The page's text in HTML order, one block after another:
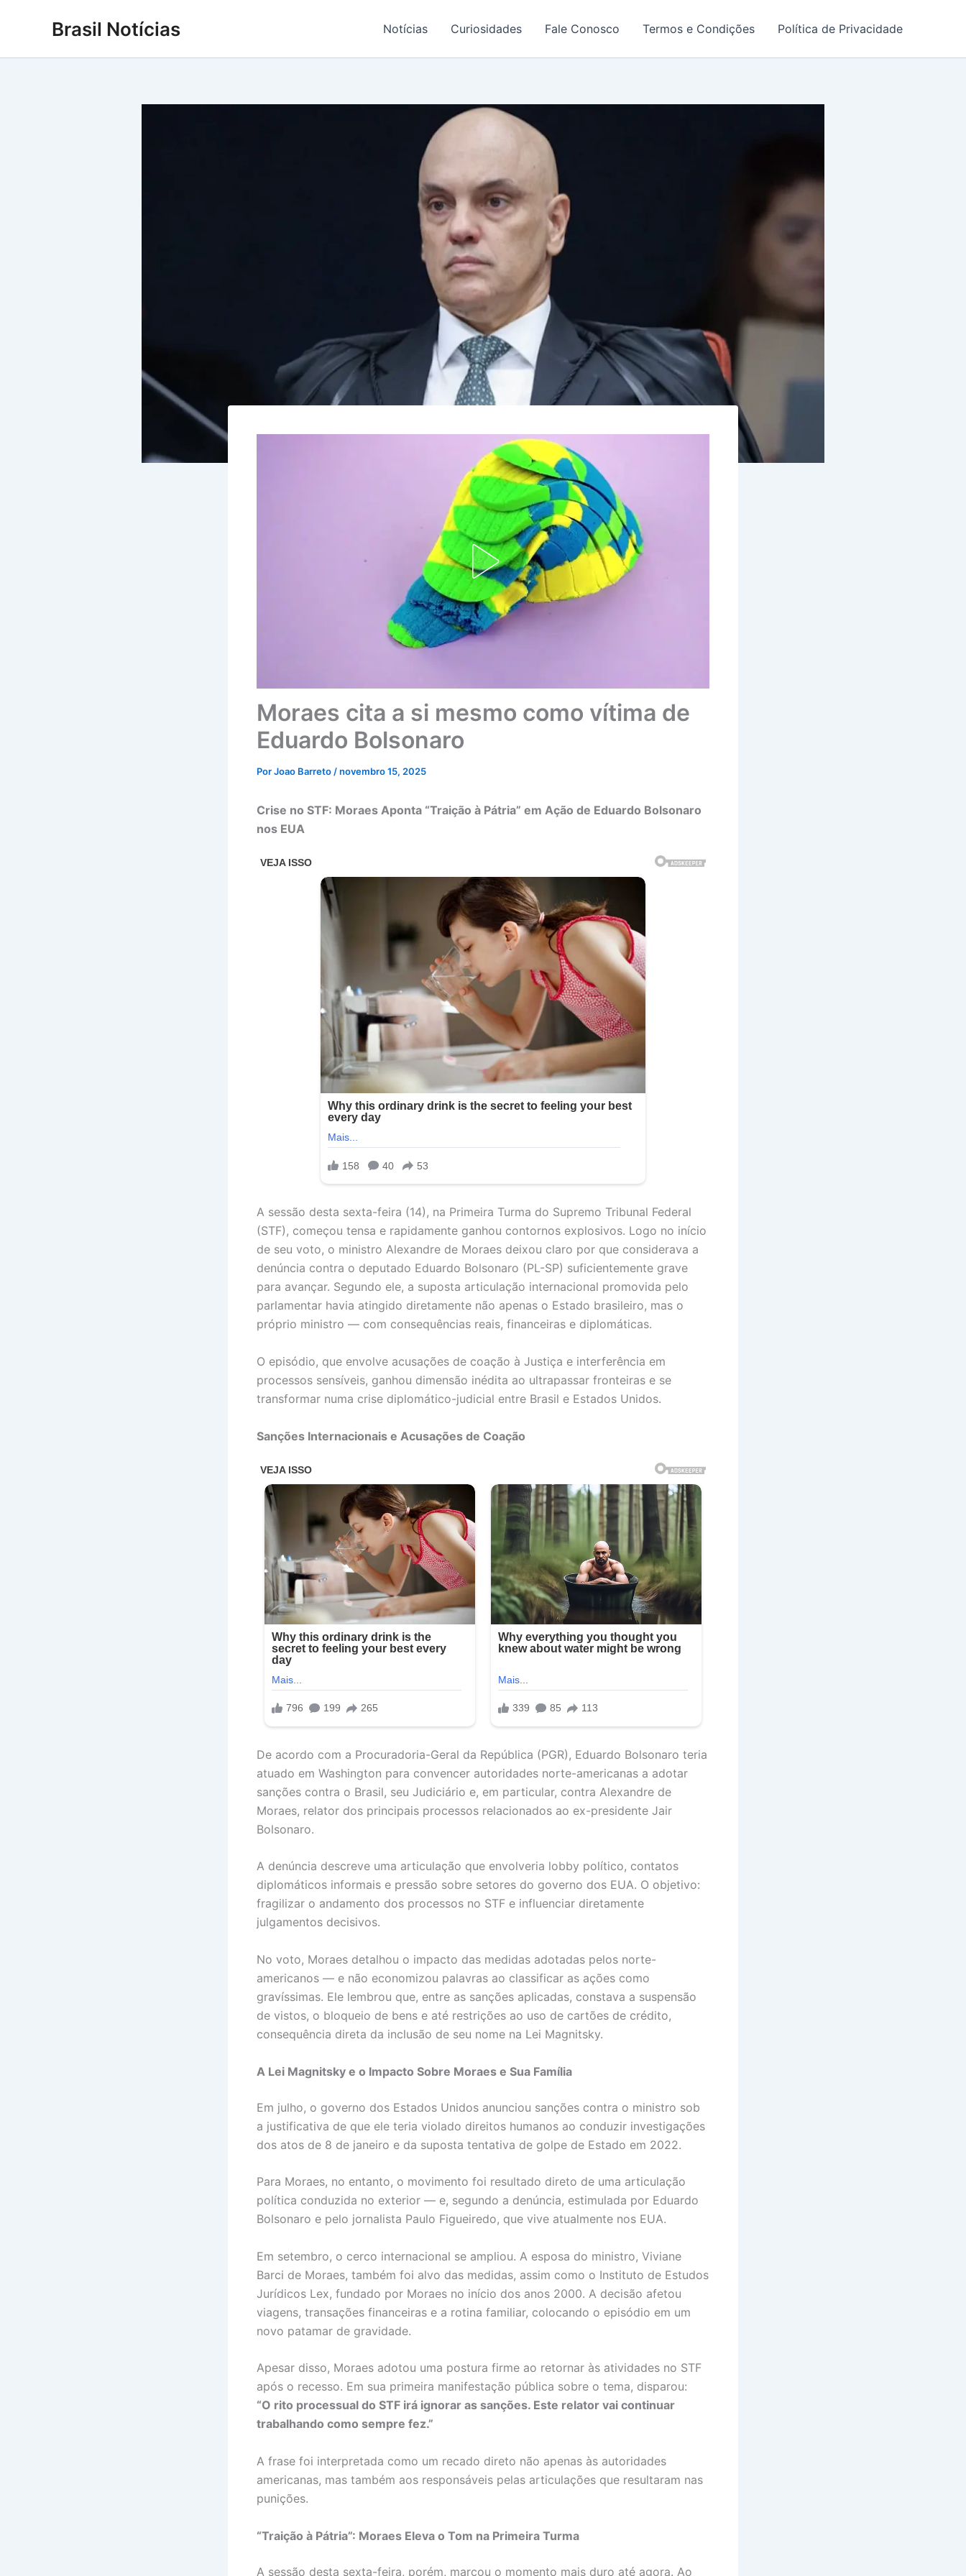
Brasil Notícias Notícias Curiosidades Fale Conosco Termos e Condições Política de Privacidade
Moraes cita a si mesmo como vítima de
Eduardo Bolsonaro
PorJoao Barreto /novembro 15, 2025
Crise no STF: Moraes Aponta “Traição à Pátria” em Ação de Eduardo Bolsonaro
nos EUA
A sessão desta sexta-feira (14), na Primeira Turma do Supremo Tribunal Federal
(STF), começou tensa e rapidamente ganhou contornos explosivos. Logo no início
de seu voto, o ministro Alexandre de Moraes deixou claro por que considerava a
denúncia contra o deputado Eduardo Bolsonaro (PL-SP) suficientemente grave
para avançar. Segundo ele, a suposta articulação internacional promovida pelo
parlamentar havia atingido diretamente não apenas o Estado brasileiro, mas o
próprio ministro — com consequências reais, financeiras e diplomáticas.
O episódio, que envolve acusações de coação à Justiça e interferência em
processos sensíveis, ganhou dimensão inédita ao ultrapassar fronteiras e se
transformar numa crise diplomático-judicial entre Brasil e Estados Unidos.
Sanções Internacionais e Acusações de Coação
De acordo com a Procuradoria-Geral da República (PGR), Eduardo Bolsonaro teria
atuado em Washington para convencer autoridades norte-americanas a adotar
sanções contra o Brasil, seu Judiciário e, em particular, contra Alexandre de
Moraes, relator dos principais processos relacionados ao ex-presidente Jair
Bolsonaro.
A denúncia descreve uma articulação que envolveria lobby político, contatos
diplomáticos informais e pressão sobre setores do governo dos EUA. O objetivo:
fragilizar o andamento dos processos no STF e influenciar diretamente
julgamentos decisivos.
No voto, Moraes detalhou o impacto das medidas adotadas pelos norte-
americanos — e não economizou palavras ao classificar as ações como
gravíssimas. Ele lembrou que, entre as sanções aplicadas, constava a suspensão
de vistos, o bloqueio de bens e até restrições ao uso de cartões de crédito,
consequência direta da inclusão de seu nome na Lei Magnitsky.
A Lei Magnitsky e o Impacto Sobre Moraes e Sua Família
Em julho, o governo dos Estados Unidos anunciou sanções contra o ministro sob
a justificativa de que ele teria violado direitos humanos ao conduzir investigações
dos atos de 8 de janeiro e da suposta tentativa de golpe de Estado em 2022.
Para Moraes, no entanto, o movimento foi resultado direto de uma articulação
política conduzida no exterior — e, segundo a denúncia, estimulada por Eduardo
Bolsonaro e pelo jornalista Paulo Figueiredo, que vive atualmente nos EUA.
Em setembro, o cerco internacional se ampliou. A esposa do ministro, Viviane
Barci de Moraes, também foi alvo das medidas, assim como o Instituto de Estudos
Jurídicos Lex, fundado por Moraes no início dos anos 2000. A decisão afetou
viagens, transações financeiras e a rotina familiar, colocando o episódio em um
novo patamar de gravidade.
Apesar disso, Moraes adotou uma postura firme ao retornar às atividades no STF
após o recesso. Em sua primeira manifestação pública sobre o tema, disparou:
“O rito processual do STF irá ignorar as sanções. Este relator vai continuar
trabalhando como sempre fez.”
A frase foi interpretada como um recado direto não apenas às autoridades
americanas, mas também aos responsáveis pelas articulações que resultaram nas
punições.
“Traição à Pátria”: Moraes Eleva o Tom na Primeira Turma
A sessão desta sexta-feira, porém, marcou o momento mais duro até agora. Ao